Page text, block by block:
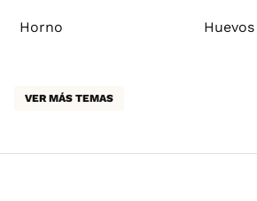
Horno Huevos
VER MÁS TEMAS